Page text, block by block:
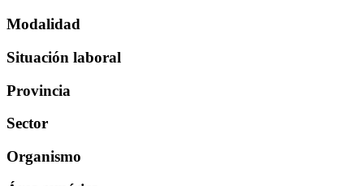
Modalidad
Situación laboral
Provincia
Sector
Organismo